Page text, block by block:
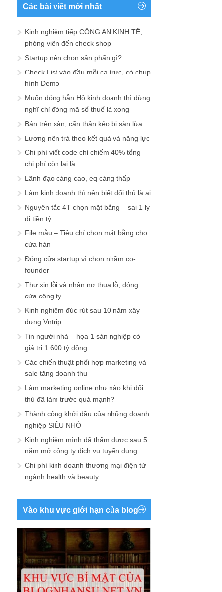
Các bài viết mới nhất
Kinh nghiệm tiếp CÔNG AN KINH TẾ,
phóng viên đến check shop
Startup nên chọn sản phẩn gì?
Check List vào đầu mỗi ca trực, có chụp
hình Demo
Muốn đóng hẳn Hộ kinh doanh thì đừng
nghĩ chỉ đóng mã số thuế là xong
Bán trên sàn, cẩn thận kẻo bị sàn lừa
Lương nên trả theo kết quả và năng lực
Chi phí viết code chỉ chiếm 40% tổng
chi phí còn lại là…
Lãnh đạo càng cao, eq càng thấp
Làm kinh doanh thì nên biết đối thủ là ai
Nguyên tắc 4T chọn mặt bằng – sai 1 ly
đi tiền tỷ
File mẫu – Tiêu chí chọn mặt bằng cho
cửa hàn
Đóng cửa startup vì chọn nhầm co-
founder
Thư xin lỗi và nhận nợ thua lỗ, đóng
cửa công ty
Kinh nghiệm đúc rút sau 10 năm xây
dựng Vntrip
Tin người nhà – họa 1 sản nghiệp có
giá trị 1.600 tỷ đồng
Các chiến thuật phối hợp marketing và
sale tăng doanh thu
Làm marketing online như nào khi đối
thủ đã làm trước quá mạnh?
Thành công khởi đầu của những doanh
nghiệp SIÊU NHỎ
Kinh nghiệm mình đã thấm được sau 5
năm mở công ty dịch vụ tuyển dụng
Chi phí kinh doanh thương mại điện tử
ngành health và beauty
Vào khu vực giới hạn của blog